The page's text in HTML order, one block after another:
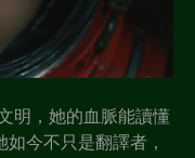
明，她的血脈能讀懂
如今不只是翻譯者，